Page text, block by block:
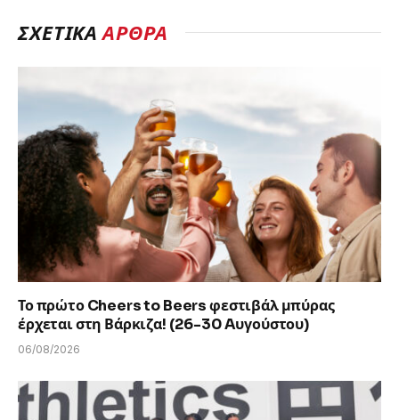
ΣΧΕΤΙΚΑΑΡΘΡΑ
Το πρώτο Cheers to Beers φεστιβάλ μπύρας
έρχεται στη Βάρκιζα! (26-30 Aυγούστου)
06/08/2026